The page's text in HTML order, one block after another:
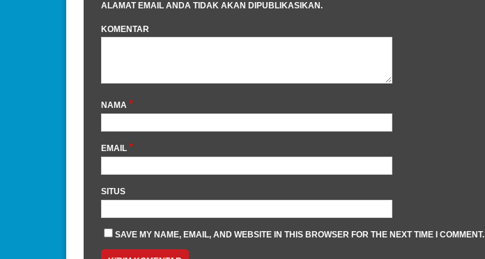
ALAMAT EMAIL ANDA TIDAK AKAN DIPUBLIKASIKAN.
KOMENTAR
NAMA *
EMAIL *
SITUS
SAVE MY NAME, EMAIL, AND WEBSITE IN THIS BROWSER FOR THE NEXT TIME I COMMENT.